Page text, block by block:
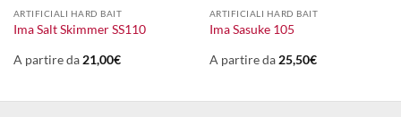
ARTIFICIALI HARD BAIT
Ima Salt Skimmer SS110
A partire da21,00€
ARTIFICIALI HARD BAIT
Ima Sasuke 105
A partire da25,50€